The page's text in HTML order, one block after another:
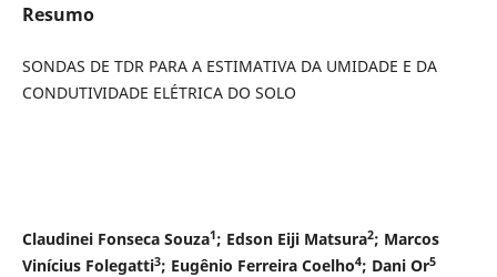
Resumo
SONDAS DE TDR PARA A ESTIMATIVA DA UMIDADE E DA
CONDUTIVIDADE ELÉTRICA DO SOLO
Claudinei Fonseca Souza1; Edson Eiji Matsura2; Marcos
Vinícius Folegatti3; Eugênio Ferreira Coelho4; Dani Or5